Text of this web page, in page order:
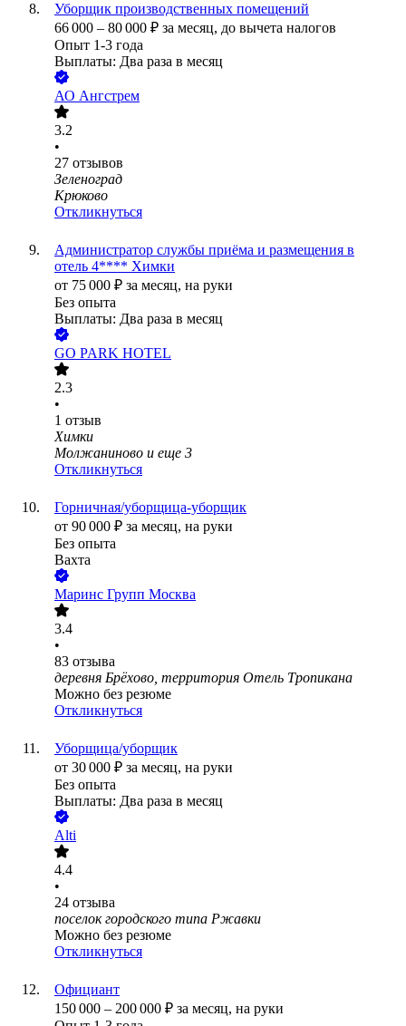
Уборщик производственных помещений
66 000 – 80 000 ₽ за месяц, до вычета налогов
Опыт 1-3 года
Выплаты: Два раза в месяц
АО Ангстрем
3.2
•
27 отзывов
Зеленоград
Крюково
Откликнуться
Администратор службы приёма и размещения в
отель 4**** Химки
от 75 000 ₽ за месяц, на руки
Без опыта
Выплаты: Два раза в месяц
GO PARK HOTEL
2.3
•
1 отзыв
Химки
Молжаниново и еще 3
Откликнуться
Горничная/уборщица-уборщик
от 90 000 ₽ за месяц, на руки
Без опыта
Вахта
Маринс Групп Москва
3.4
•
83 отзыва
деревня Брёхово, территория Отель Тропикана
Можно без резюме
Откликнуться
Уборщица/уборщик
от 30 000 ₽ за месяц, на руки
Без опыта
Выплаты: Два раза в месяц
Alti
4.4
•
24 отзыва
поселок городского типа Ржавки
Можно без резюме
Откликнуться
Официант
150 000 – 200 000 ₽ за месяц, на руки